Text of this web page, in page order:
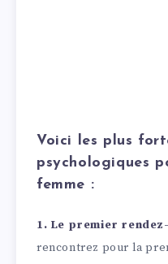
Voici les plus
psychologiques
femme :
1. Le premier
rencontrez pour la